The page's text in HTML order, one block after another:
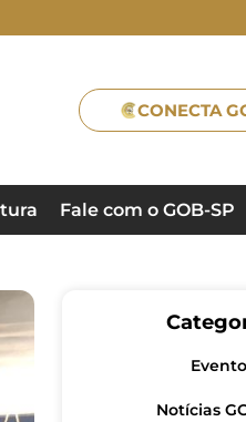
CONECTA
Fale com o GOB-SP
Notícias